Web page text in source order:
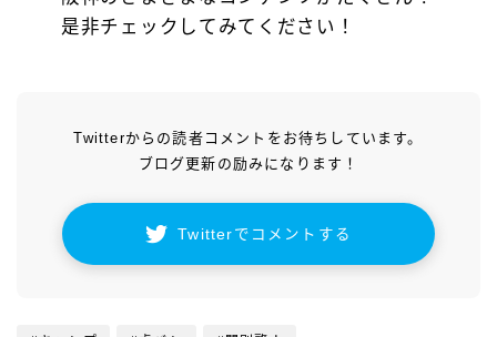
是非チェックしてみてください！
Twitterからの読者コメントをお待ちしています。
ブログ更新の励みになります！
Twitterでコメントする